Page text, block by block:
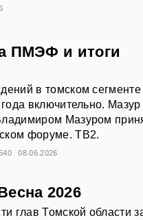
ПМЭФ и итоги
в томском сегменте
включительно. Мазур
Мазуром
форуме. ТВ2.
08.06.2026
2026
глав Томской области